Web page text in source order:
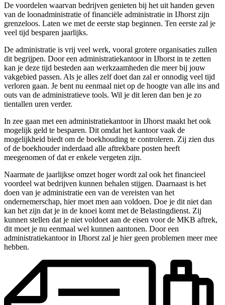
De voordelen waarvan bedrijven genieten bij het uit handen geven
van de loonadministratie of financiële administratie in IJhorst zijn
grenzeloos. Laten we met de eerste stap beginnen. Ten eerste zal je
veel tijd besparen jaarlijks.
De administratie is vrij veel werk, vooral grotere organisaties zullen
dit begrijpen. Door een administratiekantoor in IJhorst in te zetten
kan je deze tijd besteden aan werkzaamheden die meer bij jouw
vakgebied passen. Als je alles zelf doet dan zal er onnodig veel tijd
verloren gaan. Je bent nu eenmaal niet op de hoogte van alle ins and
outs van de administratieve tools. Wil je dit leren dan ben je zo
tientallen uren verder.
In zee gaan met een administratiekantoor in IJhorst maakt het ook
mogelijk geld te besparen. Dit omdat het kantoor vaak de
mogelijkheid biedt om de boekhouding te controleren. Zij zien dus
of de boekhouder inderdaad alle aftrekbare posten heeft
meegenomen of dat er enkele vergeten zijn.
Naarmate de jaarlijkse omzet hoger wordt zal ook het financieel
voordeel wat bedrijven kunnen behalen stijgen. Daarnaast is het
doen van je administratie een van de vereisten van het
ondernemerschap, hier moet men aan voldoen. Doe je dit niet dan
kan het zijn dat je in de knoei komt met de Belastingdienst. Zij
kunnen stellen dat je niet voldoet aan de eisen voor de MKB aftrek,
dit moet je nu eenmaal wel kunnen aantonen. Door een
administratiekantoor in IJhorst zal je hier geen problemen meer mee
hebben.